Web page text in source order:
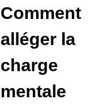
Comment
alléger la
charge
mentale